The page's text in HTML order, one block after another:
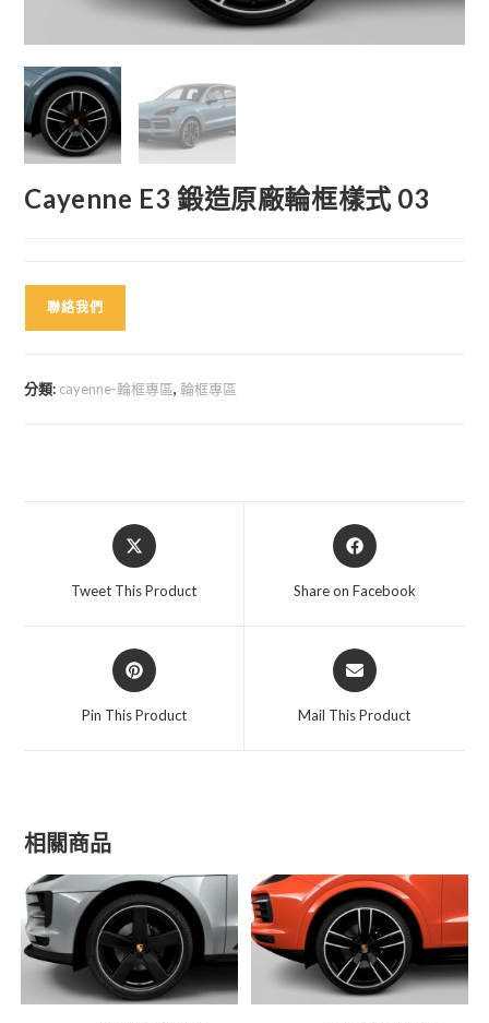
Cayenne E3 鍛造原廠輪框樣式 03
聯絡我們
分類: cayenne-輪框專區, 輪框專區
Opens
in
Tweet This Product
Opens
in
Share on Facebook
Opens
in
Pin This Product
Opens
in
Mail This Product
相關商品